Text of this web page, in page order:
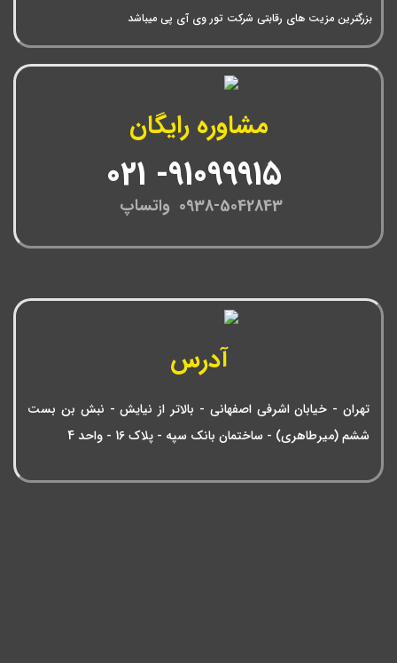
بزرگترین مزیت های رقابتی شرکت تور وی آی پی میباشد
مشاوره رایگان
0938-5042843 واتساپ
آدرس
تهران - خیابان اشرفی اصفهانی - بالاتر از نیایش - نبش بن بست
ششم (میرطاهری) - ساختمان بانک سپه - پلاک 16 - واحد 4